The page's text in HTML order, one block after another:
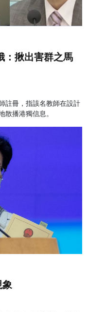
：揪出害群之馬
註冊，指該名教師在設計
散播港獨信息。
象